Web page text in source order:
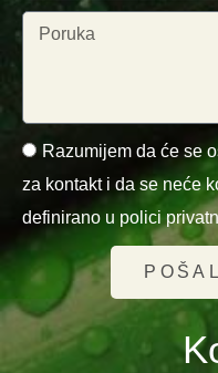
Razumijem da će se
za kontakt i da se neće
definirano u polici